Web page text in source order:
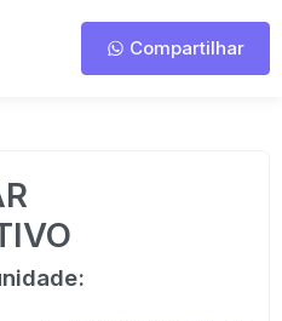
Compartilhar